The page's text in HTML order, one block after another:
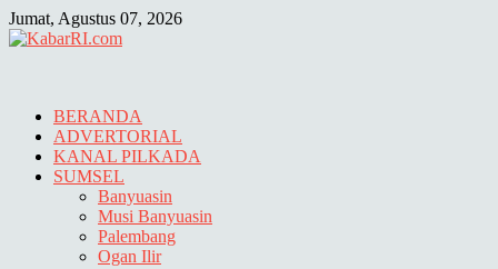
Skip
to
Jumat, Agustus 07, 2026
BERANDA
ADVERTORIAL
KANAL PILKADA
SUMSEL
Banyuasin
Musi Banyuasin
Palembang
Ogan Ilir